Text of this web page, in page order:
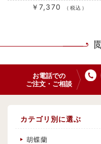
￥7,370 （税込）
お電話での
ご注文・ご相談
カテゴリ別に選ぶ
胡蝶蘭